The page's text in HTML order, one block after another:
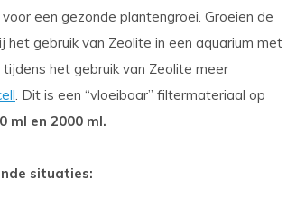
een gezonde plantengroei. Groeien de
het gebruik van Zeolite in een aquarium met
het gebruik van Zeolite meer
. Dit is een “vloeibaar” filtermateriaal op
ml en 2000 ml.
situaties: